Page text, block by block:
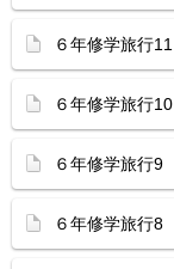
６年修学旅行11
６年修学旅行10
６年修学旅行9
６年修学旅行8